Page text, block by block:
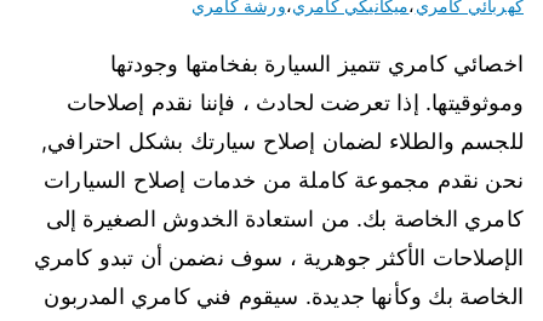
كهربائي كامري،ميكانيكي كامري،ورشة كامري
اخصائي كامري تتميز السيارة بفخامتها وجودتها
وموثوقيتها. إذا تعرضت لحادث ، فإننا نقدم إصلاحات
للجسم والطلاء لضمان إصلاح سيارتك بشكل احترافي,
نحن نقدم مجموعة كاملة من خدمات إصلاح السيارات
كامري الخاصة بك. من استعادة الخدوش الصغيرة إلى
الإصلاحات الأكثر جوهرية ، سوف نضمن أن تبدو كامري
الخاصة بك وكأنها جديدة. سيقوم فني كامري المدربون